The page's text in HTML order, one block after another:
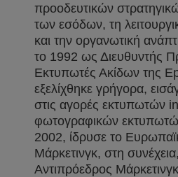
προοδευτικών
των εσόδων, τη
και την οργανωτική
το 1992 ως Διευθυντής
Εκτυπωτές Ακίδων της
εξελίχθηκε γρήγορα,
στις αγορές εκτυπωτών
φωτογραφικών
2002, ίδρυσε το
Μάρκετινγκ, στη
Αντιπρόεδρος